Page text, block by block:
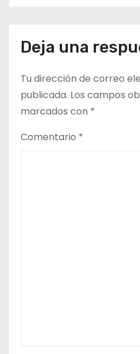
d
a
s
Deja una
Tu dirección de correo
publicada. Los campos
marcados con *
Comentario *